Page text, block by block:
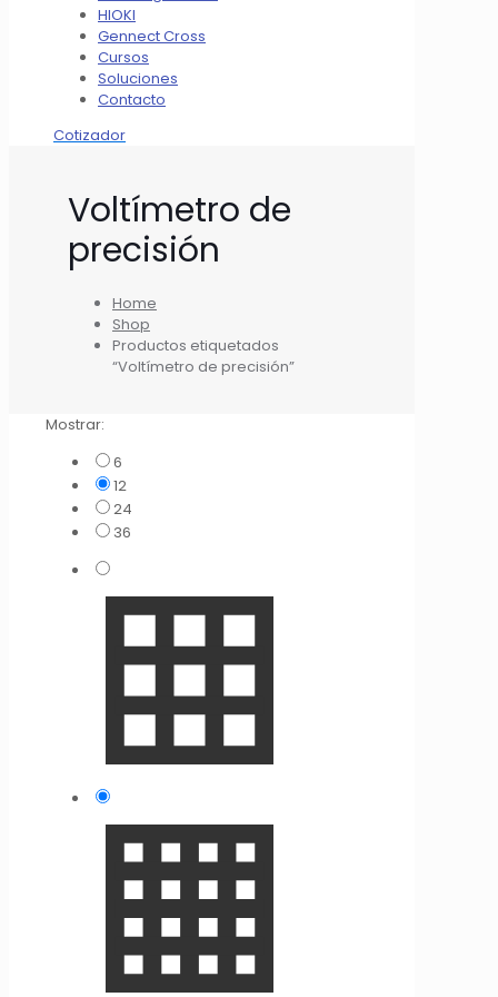
HIOKI
Gennect Cross
Cursos
Soluciones
Contacto
Cotizador
Voltímetro de
precisión
Home
Shop
Productos etiquetados
“Voltímetro de precisión”
Mostrar:
6
12
24
36